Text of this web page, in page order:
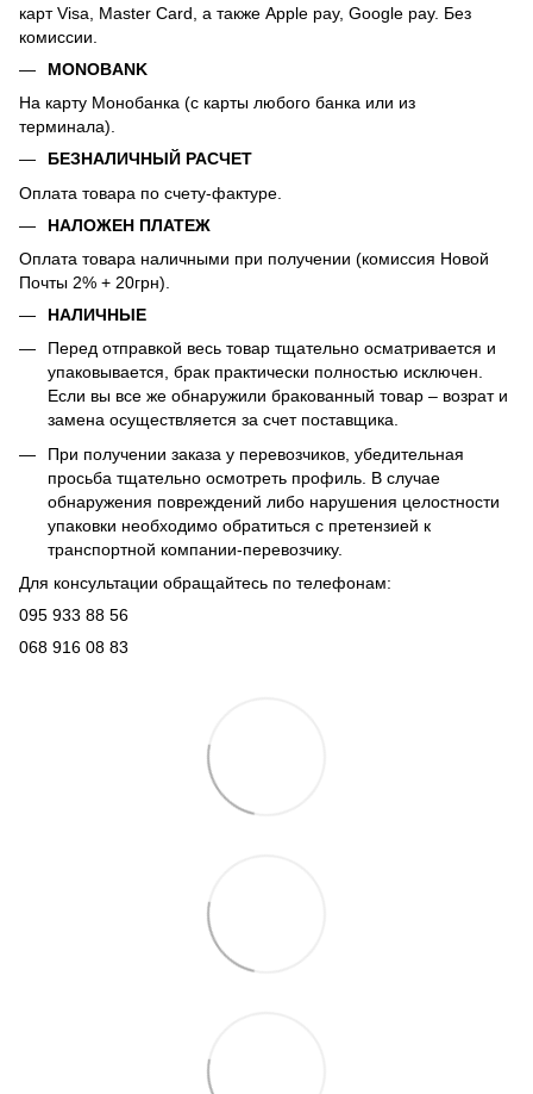
карт Visa, Master Card, а также Apple pay, Google pay. Без
комиссии.
MONOBANK
На карту Монобанка (с карты любого банка или из
терминала).
БЕЗНАЛИЧНЫЙ РАСЧЕТ
Оплата товара по счету-фактуре.
НАЛОЖЕН ПЛАТЕЖ
Оплата товара наличными при получении (комиссия Новой
Почты 2% + 20грн).
НАЛИЧНЫЕ
Перед отправкой весь товар тщательно осматривается и
упаковывается, брак практически полностью исключен.
Если вы все же обнаружили бракованный товар – возрат и
замена осуществляется за счет поставщика.
При получении заказа у перевозчиков, убедительная
просьба тщательно осмотреть профиль. В случае
обнаружения повреждений либо нарушения целостности
упаковки необходимо обратиться с претензией к
транспортной компании-перевозчику.
Для консультации обращайтесь по телефонам:
095 933 88 56
068 916 08 83